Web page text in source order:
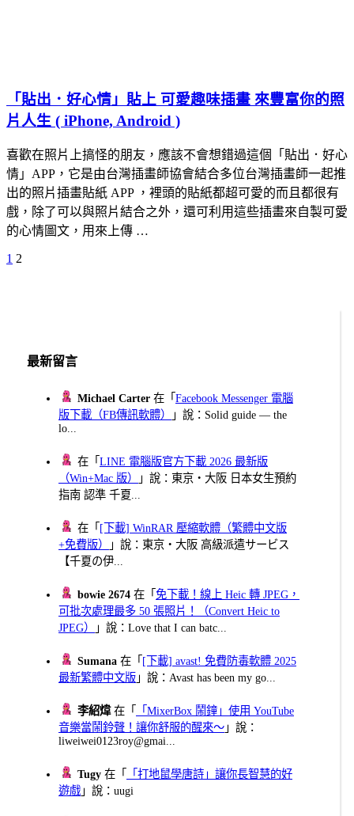
「貼出．好心情」貼上 可愛趣味插畫 來豐富你的照
片人生 ( iPhone, Android )
喜歡在照片上搞怪的朋友，應該不會想錯過這個「貼出．好心
情」APP，它是由台灣插畫師協會結合多位台灣插畫師一起推
出的照片插畫貼紙 APP ，裡頭的貼紙都超可愛的而且都很有
戲，除了可以與照片結合之外，還可利用這些插畫來自製可愛
的心情圖文，用來上傳 …
文
Previous
Page
1 Page
2
最新留言
Michael Carter 在「Facebook Messenger 電腦
版下載（FB傳訊軟體）
」說：Solid guide — the
lo...
在「LINE 電腦版官方下載 2026 最新版
（Win+Mac 版）
」說：東京・大阪 日本女生預約
指南 認準 千夏...
在「 [下載] WinRAR 壓縮軟體（繁體中文版
+免費版）
」說：東京・大阪 高級派遣サービス
【千夏の伊...
bowie 2674 在「免下載！線上 Heic 轉 JPEG，
可批次處理最多 50 張照片！（Convert Heic to
JPEG）
」說：Love that I can batc...
Sumana 在「 [下載] avast! 免費防毒軟體 2025
最新繁體中文版 」說：Avast has been my go...
李紹煒在「
「MixerBox 鬧鐘」使用 YouTube
音樂當鬧鈴聲！讓你舒服的醒來～ 」說：
liweiwei0123roy@gmai...
Tugy 在「
「打地鼠學唐詩」讓你長智慧的好
遊戲 」說：uugi